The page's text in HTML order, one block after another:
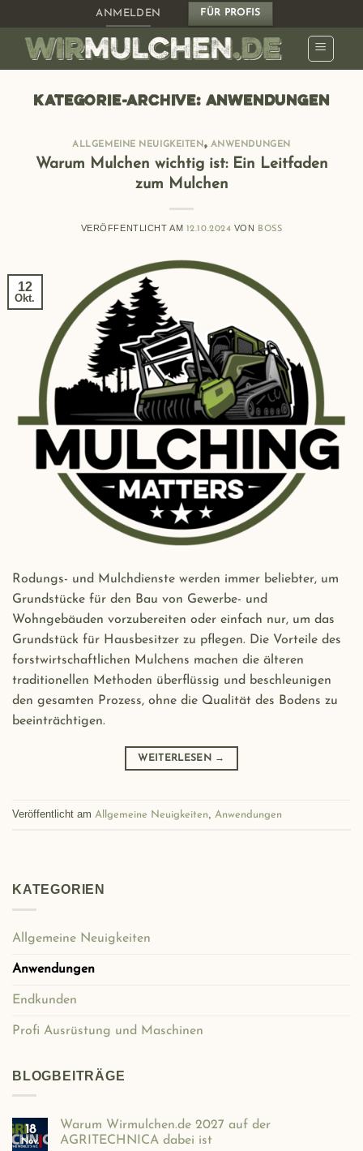
Inhalt
springen
ANMELDEN FÜR PROFIS
KATEGORIE-ARCHIVE: ANWENDUNGEN
ALLGEMEINE NEUIGKEITEN, ANWENDUNGEN
Warum Mulchen wichtig ist: Ein Leitfaden
zum Mulchen
VERÖFFENTLICHT AM 12.10.2024 VON BOSS
12
Okt.
Rodungs- und Mulchdienste werden immer beliebter, um
Grundstücke für den Bau von Gewerbe- und
Wohngebäuden vorzubereiten oder einfach nur, um das
Grundstück für Hausbesitzer zu pflegen. Die Vorteile des
forstwirtschaftlichen Mulchens machen die älteren
traditionellen Methoden überflüssig und beschleunigen
den gesamten Prozess, ohne die Qualität des Bodens zu
beeinträchtigen.
WEITERLESEN →
Veröffentlicht am Allgemeine Neuigkeiten Anwendungen
KATEGORIEN
Allgemeine Neuigkeiten
Anwendungen
Endkunden
Profi Ausrüstung und Maschinen
BLOGBEITRÄGE
18
Nov.
Warum Wirmulchen.de 2027 auf der
AGRITECHNICA dabei ist